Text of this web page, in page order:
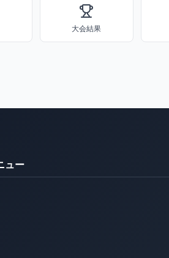
大会結果
ュー